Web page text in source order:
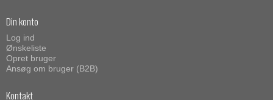
Din konto
Log ind
Ønskeliste
Opret bruger
Ansøg om bruger (B2B)
Kontakt